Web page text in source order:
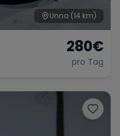
Unna (14 km)
280€
pro Tag